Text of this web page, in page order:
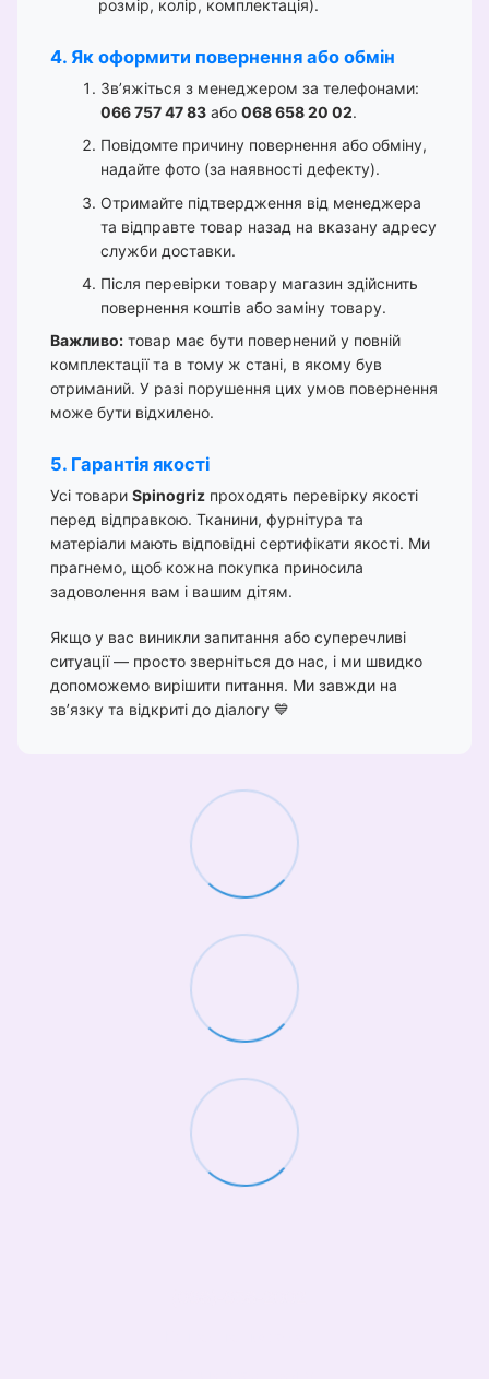
розмір, колір, комплектація).
4. Як оформити повернення або обмін
Зв’яжіться з менеджером за телефонами:
066 757 47 83 або 068 658 20 02.
Повідомте причину повернення або обміну,
надайте фото (за наявності дефекту).
Отримайте підтвердження від менеджера
та відправте товар назад на вказану адресу
служби доставки.
Після перевірки товару магазин здійснить
повернення коштів або заміну товару.
Важливо: товар має бути повернений у повній
комплектації та в тому ж стані, в якому був
отриманий. У разі порушення цих умов повернення
може бути відхилено.
5. Гарантія якості
Усі товари Spinogriz проходять перевірку якості
перед відправкою. Тканини, фурнітура та
матеріали мають відповідні сертифікати якості. Ми
прагнемо, щоб кожна покупка приносила
задоволення вам і вашим дітям.
Якщо у вас виникли запитання або суперечливі
ситуації — просто зверніться до нас, і ми швидко
допоможемо вирішити питання. Ми завжди на
зв’язку та відкриті до діалогу 💙